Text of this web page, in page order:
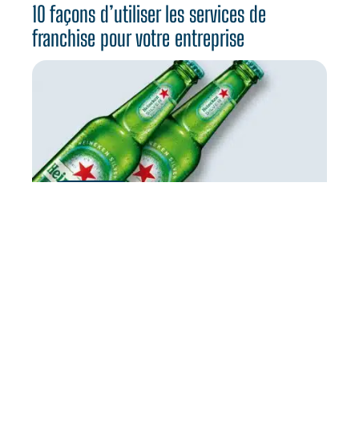
10 façons d’utiliser les services de
franchise pour votre entreprise